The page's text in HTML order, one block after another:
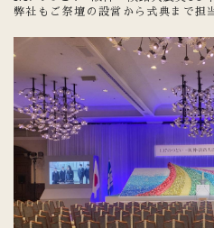
弊社もご祭壇の設営から式典まで担